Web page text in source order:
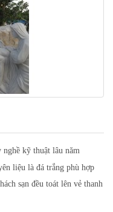
kỹ thuật lâu năm
liệu là đá trắng phù hợp
sạn đều toát lên vẻ thanh